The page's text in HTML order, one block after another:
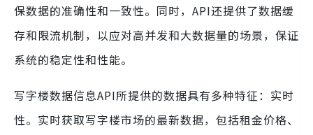
保数据的准确性和一致性。同时，API还提供了数据缓
存和限流机制，以应对高并发和大数据量的场景，保证
系统的稳定性和性能。
写字楼数据信息API所提供的数据具有多种特征：实时
性。实时获取写字楼市场的最新数据，包括租金价格、